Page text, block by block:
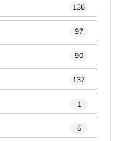
136
97
90
137
1
6